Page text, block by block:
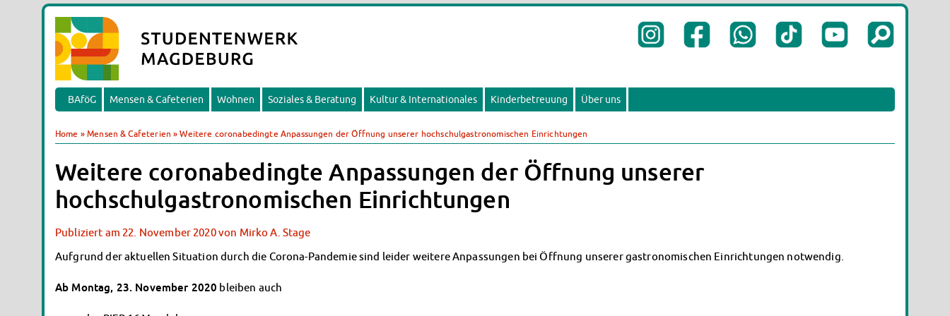
BAföG Mensen & Cafeterien Wohnen Soziales & Beratung Kultur & Internationales Kinderbetreuung Über uns
Home »Mensen & Cafeterien »Weitere coronabedingte Anpassungen der Öffnung unserer hochschulgastronomischen Einrichtungen
Weitere coronabedingte Anpassungen der Öffnung unserer
hochschulgastronomischen Einrichtungen
Publiziert am 22. November 2020von Mirko A. Stage
Aufgrund der aktuellen Situation durch die Corona-Pandemie sind leider weitere Anpassungen bei Öffnung unserer gastronomischen Einrichtungen notwendig.
Ab Montag, 23. November 2020 bleiben auch